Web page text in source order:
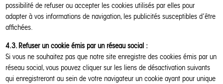
possibilité de refuser ou accepter les cookies utilisés par elles pour
adapter à vos informations de navigation, les publicités susceptibles d’être
affichées.
4.3. Refuser un cookie émis par un réseau social :
Si vous ne souhaitez pas que notre site enregistre des cookies émis par un
réseau social, vous pouvez cliquer sur les liens de désactivation suivants
qui enregistreront au sein de votre navigateur un cookie ayant pour unique